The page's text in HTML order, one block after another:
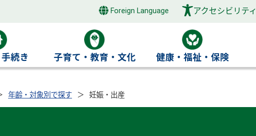
Foreign Language アクセシビリティ
続き 子育て・教育・文化 健康・福祉・保険
年齢・対象別で探す 妊娠・出産